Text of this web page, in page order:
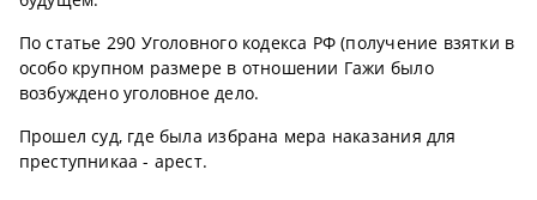
По статье 290 Уголовного кодекса РФ (получение взятки в
особо крупном размере в отношении Гажи было
возбуждено уголовное дело.
Прошел суд, где была избрана мера наказания для
преступникаа - арест.